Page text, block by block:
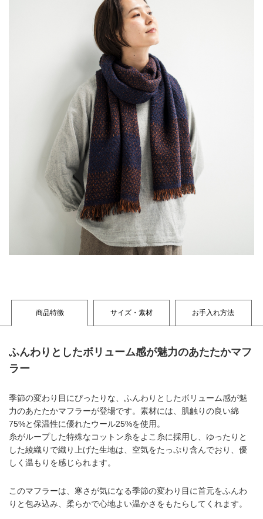
商品特徴 サイズ・素材 お手入れ方法
ふんわりとしたボリューム感が魅力のあたたかマフ
ラー
季節の変わり目にぴったりな、ふんわりとしたボリューム感が魅
力のあたたかマフラーが登場です。素材には、肌触りの良い綿
75%と保温性に優れたウール25%を使用。
糸がループした特殊なコットン糸をよこ糸に採用し、ゆったりと
した綾織りで織り上げた生地は、空気をたっぷり含んでおり、優
しく温もりを感じられます。
このマフラーは、寒さが気になる季節の変わり目に首元をふんわ
りと包み込み、柔らかで心地よい温かさをもたらしてくれます。